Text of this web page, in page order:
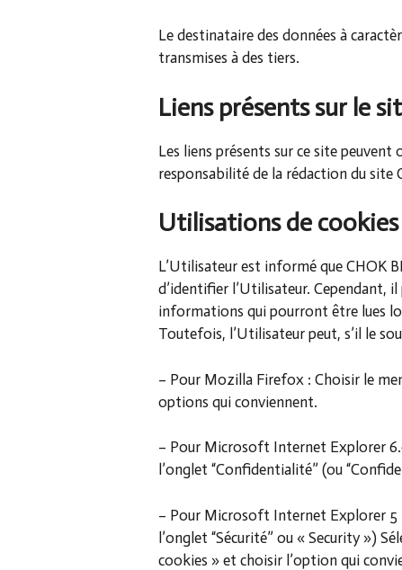
Le destinataire des données à
transmises à des tiers.
Liens présents sur le
Les liens présents sur ce site
responsabilité de la rédaction du site
Utilisations de cookies
L’Utilisateur est informé que CHOK
d’identifier l’Utilisateur. Cependant,
informations qui pourront être lues
Toutefois, l’Utilisateur peut, s’il le
– Pour Mozilla Firefox : Choisir le
options qui conviennent.
– Pour Microsoft Internet Explorer
l’onglet “Confidentialité” (ou
– Pour Microsoft Internet Explorer 5
l’onglet “Sécurité” ou « Security »)
cookies » et choisir l’option qui